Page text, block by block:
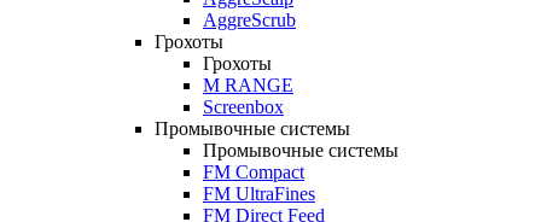
AggreScrub
Грохоты
Грохоты
M RANGE
Screenbox
Промывочные системы
Промывочные системы
FM Compact
FM UltraFines
FM Direct Feed